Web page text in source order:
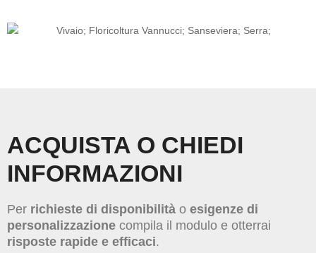
ACQUISTA O CHIEDI
INFORMAZIONI
Per richieste di disponibilità o esigenze di
personalizzazione compila il modulo e otterrai
risposte rapide e efficaci.